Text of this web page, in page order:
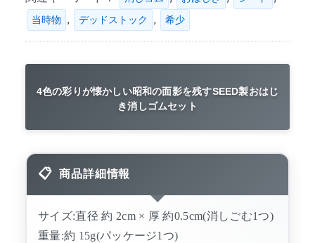
当時物 , デッドストック , 希少
4色の彩りが懐かしい昭和の面影を残すSEED製おはじ
き消しゴムセット
商品詳細情報
サイズ:直径 約 2cm × 厚 約0.5cm(消しごむ1つ)
重量:約 15g(パッケージ1つ)